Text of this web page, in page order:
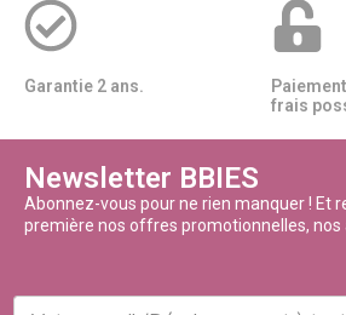
Garantie 2 ans.
frais
Newsletter BBIES
Abonnez-vous pour ne rien manquer ! Et
première nos offres promotionnelles, nos